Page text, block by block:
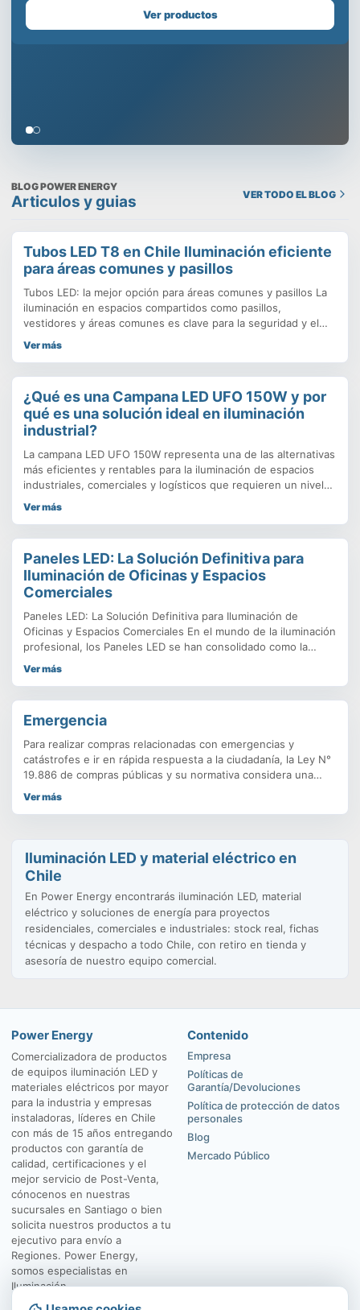
para la minería, centros deportivos y educacionales, con
productos como campanas LED industriales, paneles led para
BLOG POWER ENERGY
Articulos y guias VER TODO EL BLOG
Tubos LED T8 en Chile Iluminación eficiente
para áreas comunes y pasillos
Tubos LED: la mejor opción para áreas comunes y pasillos La
iluminación en espacios compartidos como pasillos,
vestidores y áreas comunes es clave para la seguridad y el
confort de los usuarios. Los tubos LED T8 se han convertido
Ver más
¿Qué es una Campana LED UFO 150W y por
qué es una solución ideal en iluminación
industrial?
La campana LED UFO 150W representa una de las alternativas
más eficientes y rentables para la iluminación de espacios
industriales, comerciales y logísticos que requieren un nivel
de luminosidad elevado, uniforme y duradero. Este tipo de
Ver más
Paneles LED: La Solución Definitiva para
Iluminación de Oficinas y Espacios
Comerciales
Paneles LED: La Solución Definitiva para Iluminación de
Oficinas y Espacios Comerciales En el mundo de la iluminación
profesional, los Paneles LED se han consolidado como la
opción predilecta para oficinas, salas de reuniones, hospitales
Ver más
Emergencia
Para realizar compras relacionadas con emergencias y
catástrofes e ir en rápida respuesta a la ciudadanía, la Ley N°
19.886 de compras públicas y su normativa considera una
serie de recomendaciones y alternativas. Por una parte, se
Ver más
Iluminación LED y material eléctrico en
Chile
En Power Energy encontrarás iluminación LED, material
eléctrico y soluciones de energía para proyectos
residenciales, comerciales e industriales: stock real, fichas
técnicas y despacho a todo Chile, con retiro en tienda y
asesoría de nuestro equipo comercial.
Power Energy
Comercializadora de productos
de equipos iluminación LED y
materiales eléctricos por mayor
para la industria y empresas
instaladoras, líderes en Chile
con más de 15 años entregando
productos con garantía de
calidad, certificaciones y el
mejor servicio de Post-Venta,
cónocenos en nuestras
sucursales en Santiago o bien
solicita nuestros productos a tu
ejecutivo para envío a
Regiones. Power Energy,
somos especialistas en
Iluminación.
Contenido
Empresa
Políticas de
Garantía/Devoluciones
Política de protección de datos
personales
Blog
Mercado Público